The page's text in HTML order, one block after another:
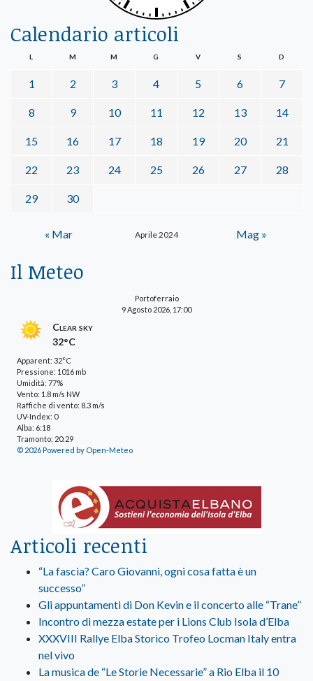
Calendario articoli
Aprile 2024
L M M G V S D
1 2 3 4 5 6 7
8 9 10 11 12 13 14
15 16 17 18 19 20 21
22 23 24 25 26 27 28
29 30
« Mar Mag »
Il Meteo
Portoferraio
9 Agosto 2026, 17:00
Clear sky
32°C
Apparent: 32°C
Pressione: 1016 mb
Umidità: 77%
Vento: 1.8 m/s NW
Raffiche di vento: 8.3 m/s
UV-Index: 0
Alba: 6:18
Tramonto: 20:29
© 2026 Powered by Open-Meteo
Articoli recenti
“La fascia? Caro Giovanni, ogni cosa fatta è un
successo”
Gli appuntamenti di Don Kevin e il concerto alle “Trane”
Incontro di mezza estate per i Lions Club Isola d’Elba
XXXVIII Rallye Elba Storico Trofeo Locman Italy entra
nel vivo
La musica de “Le Storie Necessarie” a Rio Elba il 10